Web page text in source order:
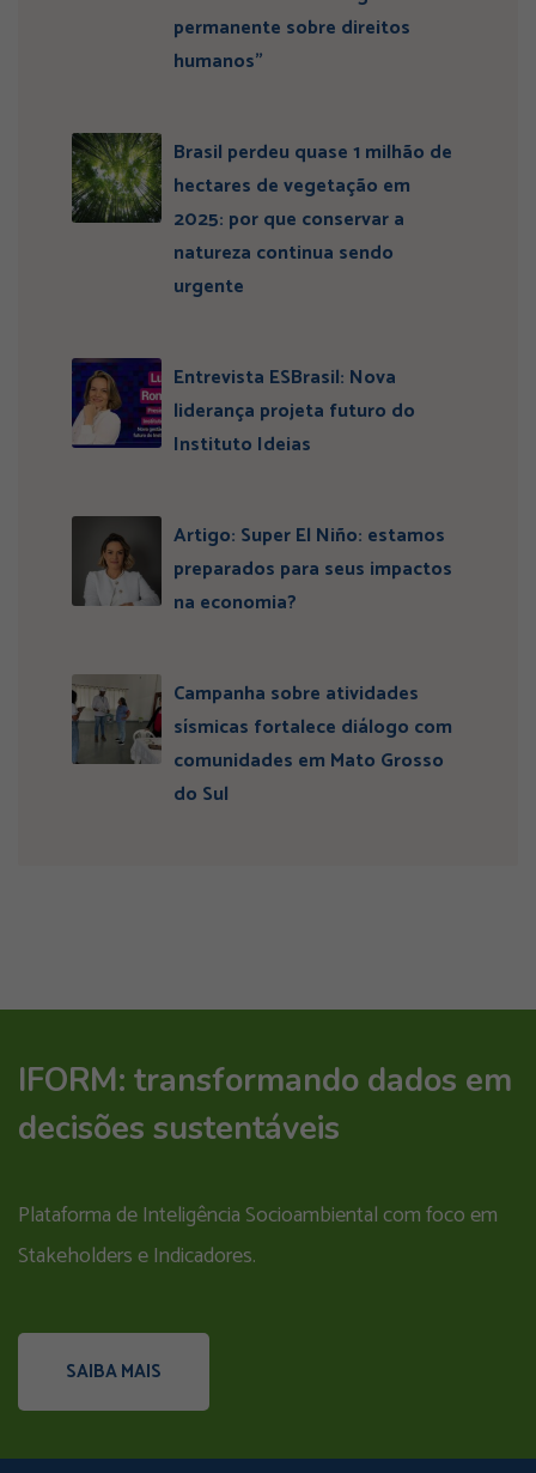
permanente sobre direitos
humanos”
Brasil perdeu quase 1 milhão de
hectares de vegetação em
2025: por que conservar a
natureza continua sendo
urgente
Entrevista ESBrasil: Nova
liderança projeta futuro do
Instituto Ideias
Artigo: Super El Niño: estamos
preparados para seus impactos
na economia?
Campanha sobre atividades
sísmicas fortalece diálogo com
comunidades em Mato Grosso
do Sul
IFORM: transformando dados em
decisões sustentáveis
Plataforma de Inteligência Socioambiental com foco em
Stakeholders e Indicadores.
SAIBA MAIS